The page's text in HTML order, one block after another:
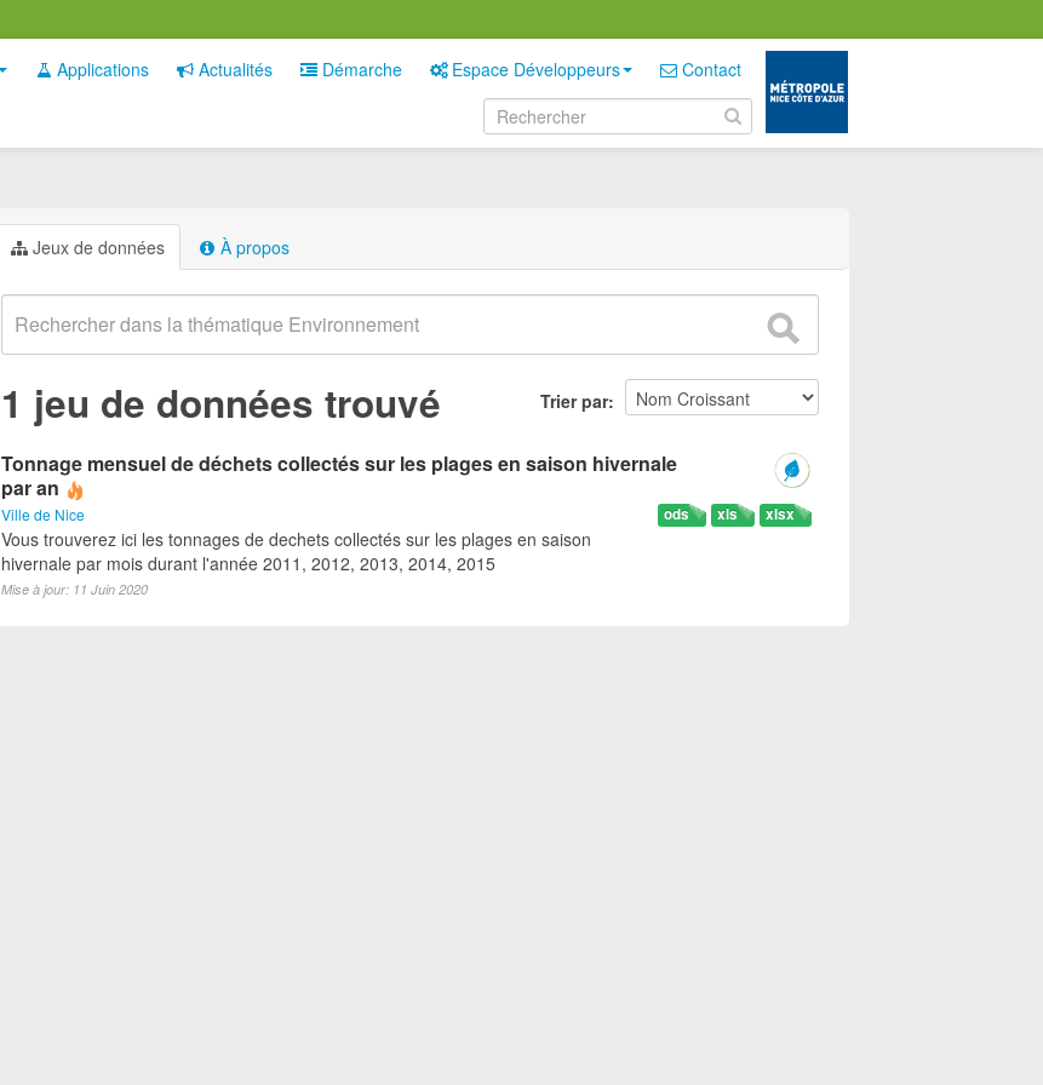
Applications Actualités Démarche Espace Développeurs Contact
Jeux de données À propos
Trier par
1 jeu de données trouvé
Tonnage mensuel de déchets collectés sur les plages en saison hivernale
par an
Ville de Nice xlsx
xls
ods
Vous trouverez ici les tonnages de dechets collectés sur les plages en saison
hivernale par mois durant l'année 2011, 2012, 2013, 2014, 2015
Mise à jour: 11 Juin 2020